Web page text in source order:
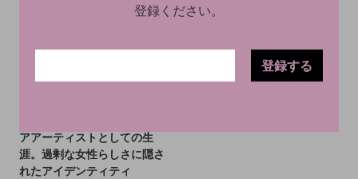
アアーティストとしての生
涯。過剰な女性らしさに隠さ
れたアイデンティティ
登録ください。
登録する